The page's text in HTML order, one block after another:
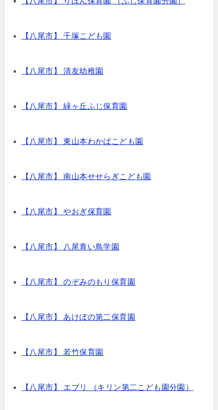
【八尾市】 千塚こども園
【八尾市】 清友幼稚園
【八尾市】 緑ヶ丘ふじ保育園
【八尾市】 東山本わかばこども園
【八尾市】 南山本せせらぎこども園
【八尾市】 やおぎ保育園
【八尾市】 八尾青い鳥学園
【八尾市】 のぞみのもり保育園
【八尾市】 あけぼの第二保育園
【八尾市】 若竹保育園
【八尾市】 エブリ （キリン第二こども園分園）